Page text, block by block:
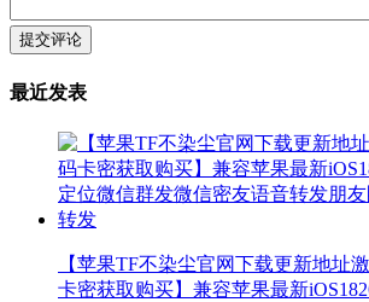
提交评论
最近发表
【苹果TF不染尘官网下载更新地址
卡密获取购买】兼容苹果最新